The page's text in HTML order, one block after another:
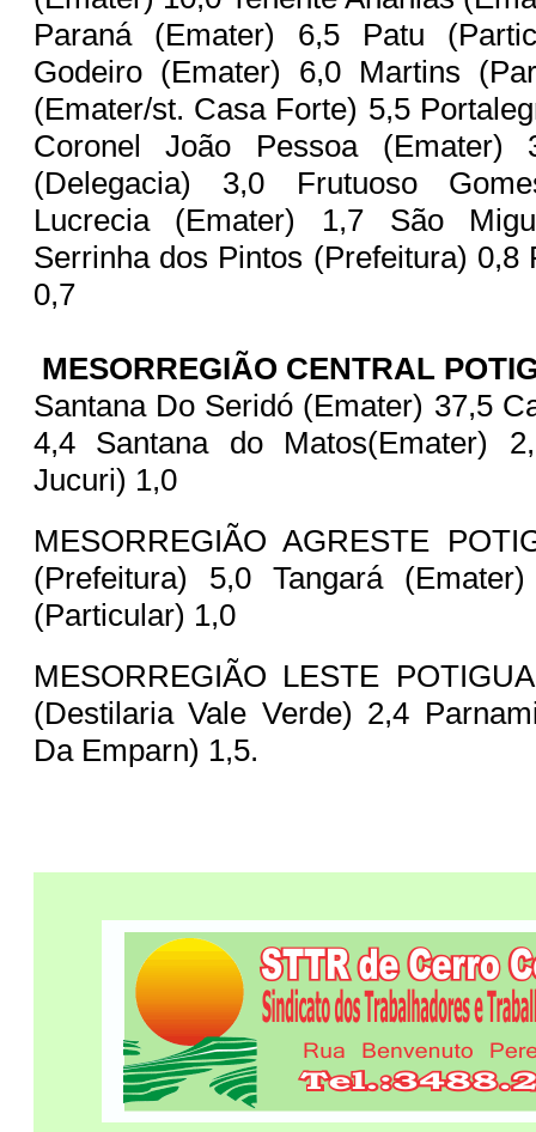
Paraná (Emater) 6,5 Patu
Godeiro (Emater) 6,0 Martins
(Emater/st. Casa Forte) 5,5
Coronel João Pessoa (Emater)
(Delegacia) 3,0 Frutuoso
Lucrecia (Emater) 1,7 São
Serrinha dos Pintos (Prefeitura) 0,8
0,7
MESORREGIÃO CENTRAL
Santana Do Seridó (Emater) 37,5
4,4 Santana do Matos(Emater)
Jucuri) 1,0
MESORREGIÃO AGRESTE
(Prefeitura) 5,0 Tangará
(Particular) 1,0
MESORREGIÃO LESTE
(Destilaria Vale Verde) 2,4
Da Emparn) 1,5.